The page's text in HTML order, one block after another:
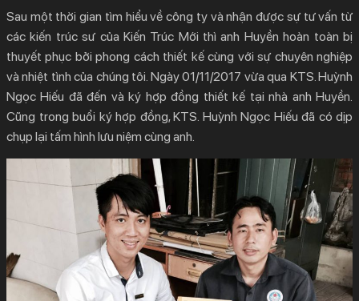
Sau một thời gian tìm hiểu về công ty và nhận được sự tư vấn từ
các kiến trúc sư của Kiến Trúc Mới thì anh Huyền hoàn toàn bị
thuyết phục bởi phong cách thiết kế cùng với sự chuyên nghiệp
và nhiệt tình của chúng tôi. Ngày 01/11/2017 vừa qua KTS. Huỳnh
Ngọc Hiếu đã đến và ký hợp đồng thiết kế tại nhà anh Huyền.
Cũng trong buổi ký hợp đồng, KTS. Huỳnh Ngọc Hiếu đã có dịp
chụp lại tấm hình lưu niệm cùng anh.